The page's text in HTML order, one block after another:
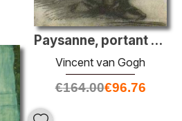
Paysanne, portant une gerbe de céréales
Vincent van Gogh
€164.00€96.76